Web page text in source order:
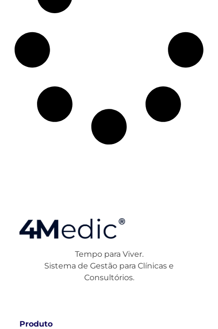
Tempo para Viver.
Sistema de Gestão para Clínicas e
Consultórios.
Produto